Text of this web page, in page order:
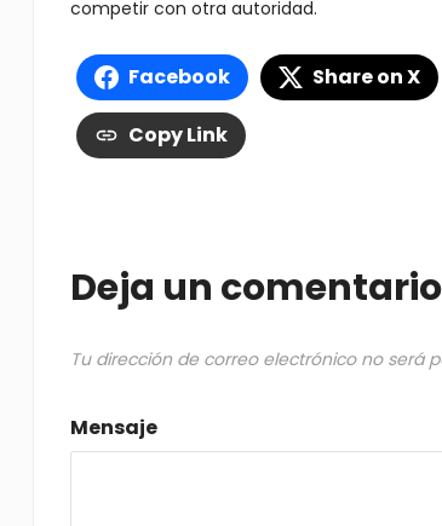
competir con otra autoridad.
Facebook Share on X
Copy Link
Deja un comentario
Tu dirección de correo electrónico no será
Mensaje